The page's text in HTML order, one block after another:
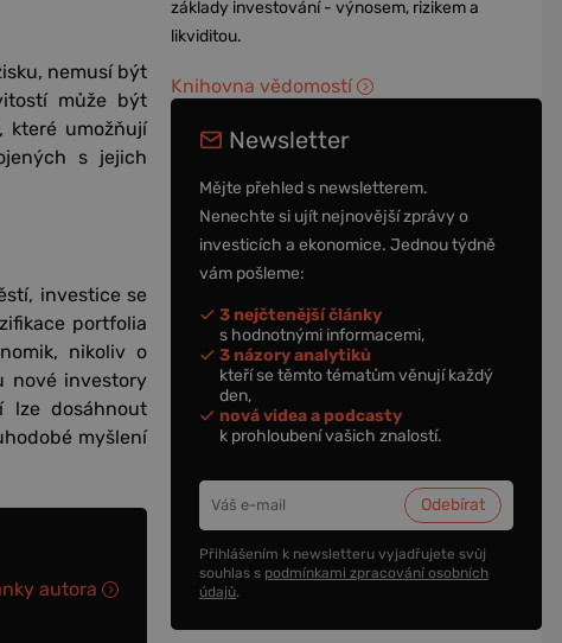
nemusí být
může být
které umožňují
s jejich
investice se
portfolia
nikoliv o
nové investory
lze dosáhnout
myšlení
autora
základy investování - výnosem, rizikem a
likviditou.
Knihovna vědomostí
Newsletter
Mějte přehled s newsletterem.
Nenechte si ujít nejnovější zprávy o
investicích a ekonomice. Jednou týdně
vám pošleme:
3 nejčtenější články
s hodnotnými informacemi,
3 názory analytiků
kteří se těmto tématům věnují každý
den,
nová videa a podcasty
k prohloubení vašich znalostí.
Přihlášením k newsletteru vyjadřujete svůj
souhlas s podmínkami zpracování osobních
údajů.